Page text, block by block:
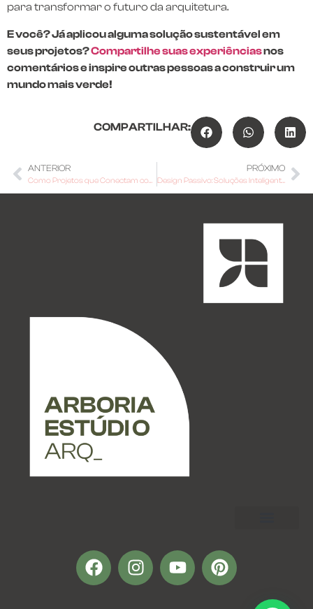
para transformar o futuro da arquitetura.
E você? Já aplicou alguma solução sustentável em
seus projetos?Compartilhe suas experiênciasnos
comentários e inspire outras pessoas a construir um
mundo mais verde!
COMPARTILHAR:
ANTERIOR
Como Projetos que Conectam com a Natureza Melhoram a Qualidade de Vida
PRÓXIMO
Design Passivo: Soluções Inteligentes para Construções Sustentáveis e Eficientes